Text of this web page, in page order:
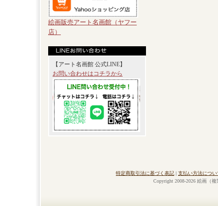
絵画販売アート名画館（ヤフー
店）
【アート名画館 公式LINE】
お問い合わせはコチラから
特定商取引法に基づく表記 | 支払い方法につい
Copyright 2008-2026 絵画（